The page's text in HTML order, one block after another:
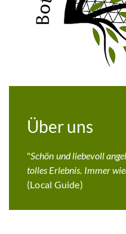
Über uns
"Schön und liebevoll
tolles Erlebnis. Immer
(Local Guide)